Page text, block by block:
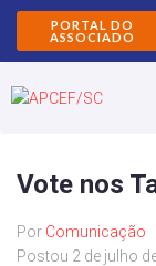
PORTAL DO
ASSOCIADO
Vote nos
Por Comunicação
Postou 2 de julho